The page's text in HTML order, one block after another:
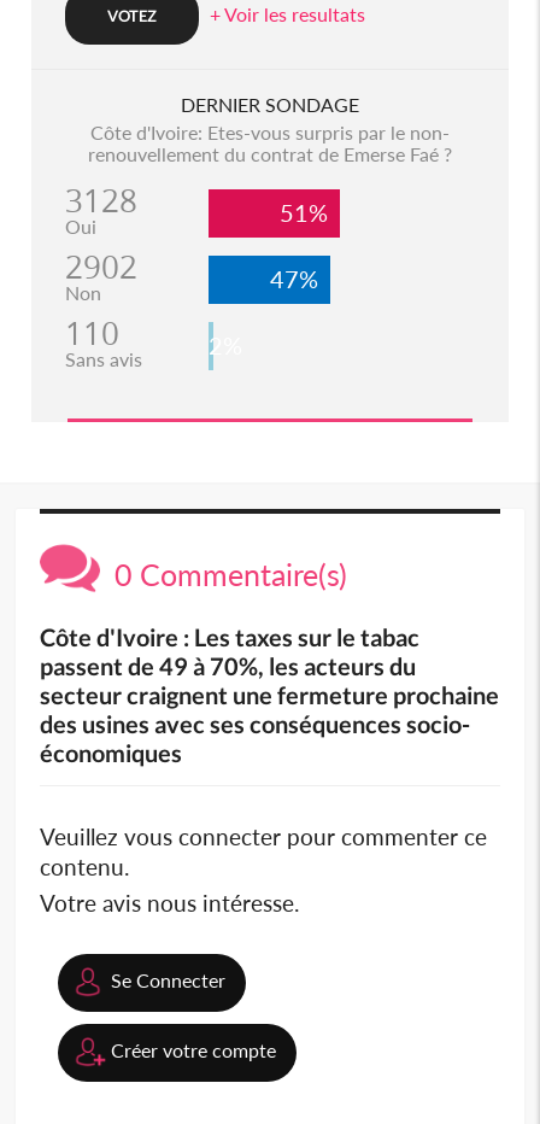
+ Voir les resultats
DERNIER SONDAGE
Côte d'Ivoire: Etes-vous surpris par le non-
renouvellement du contrat de Emerse Faé ?
3128
Oui 51%
2902
Non 47%
110
Sans avis 2%
0 Commentaire(s)
Côte d'Ivoire : Les taxes sur le tabac
passent de 49 à 70%, les acteurs du
secteur craignent une fermeture prochaine
des usines avec ses conséquences socio-
économiques
Veuillez vous connecter pour commenter ce
contenu.
Votre avis nous intéresse.
Se Connecter
Créer votre compte